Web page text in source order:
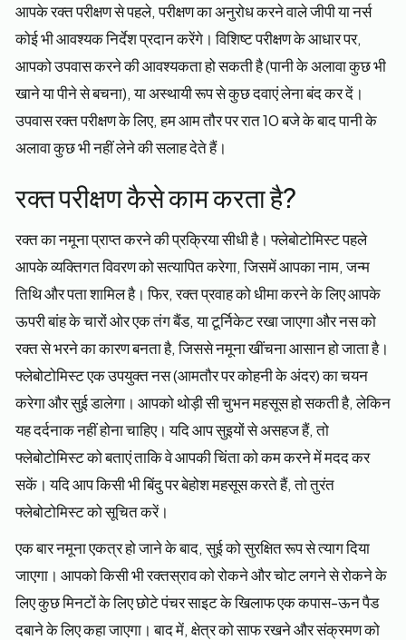
आपके रक्त परीक्षण से पहले, परीक्षण का अनुरोध करने वाले जीपी या नर्स
कोई भी आवश्यक निर्देश प्रदान करेंगे। विशिष्ट परीक्षण के आधार पर,
आपको उपवास करने की आवश्यकता हो सकती है (पानी के अलावा कुछ भी
खाने या पीने से बचना), या अस्थायी रूप से कुछ दवाएं लेना बंद कर दें।
उपवास रक्त परीक्षण के लिए, हम आम तौर पर रात 10 बजे के बाद पानी के
अलावा कुछ भी नहीं लेने की सलाह देते हैं।
रक्त परीक्षण कैसे काम करता है?
रक्त का नमूना प्राप्त करने की प्रक्रिया सीधी है। फ्लेबोटोमिस्ट पहले
आपके व्यक्तिगत विवरण को सत्यापित करेगा, जिसमें आपका नाम, जन्म
तिथि और पता शामिल है। फिर, रक्त प्रवाह को धीमा करने के लिए आपके
ऊपरी बांह के चारों ओर एक तंग बैंड, या टूर्निकेट रखा जाएगा और नस को
रक्त से भरने का कारण बनता है, जिससे नमूना खींचना आसान हो जाता है।
फ्लेबोटोमिस्ट एक उपयुक्त नस (आमतौर पर कोहनी के अंदर) का चयन
करेगा और सुई डालेगा। आपको थोड़ी सी चुभन महसूस हो सकती है, लेकिन
यह दर्दनाक नहीं होना चाहिए। यदि आप सुइयों से असहज हैं, तो
फ्लेबोटोमिस्ट को बताएं ताकि वे आपकी चिंता को कम करने में मदद कर
सकें। यदि आप किसी भी बिंदु पर बेहोश महसूस करते हैं, तो तुरंत
फ्लेबोटोमिस्ट को सूचित करें।
एक बार नमूना एकत्र हो जाने के बाद, सुई को सुरक्षित रूप से त्याग दिया
जाएगा। आपको किसी भी रक्तस्राव को रोकने और चोट लगने से रोकने के
लिए कुछ मिनटों के लिए छोटे पंचर साइट के खिलाफ एक कपास-ऊन पैड
दबाने के लिए कहा जाएगा। बाद में, क्षेत्र को साफ रखने और संक्रमण को